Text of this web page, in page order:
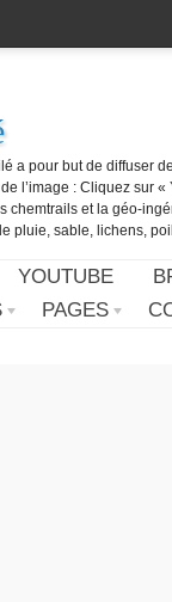
a pour but de diffuser
l’image : Cliquez sur
chemtrails et la géo-
pluie, sable, lichens,
YOUTUBE
PAGES